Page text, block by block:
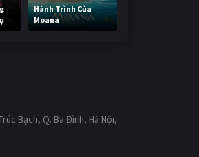
Hành Trình Của
Moana
493,349 lượt xem
Bạch, Q. Ba Đình, Hà Nội,